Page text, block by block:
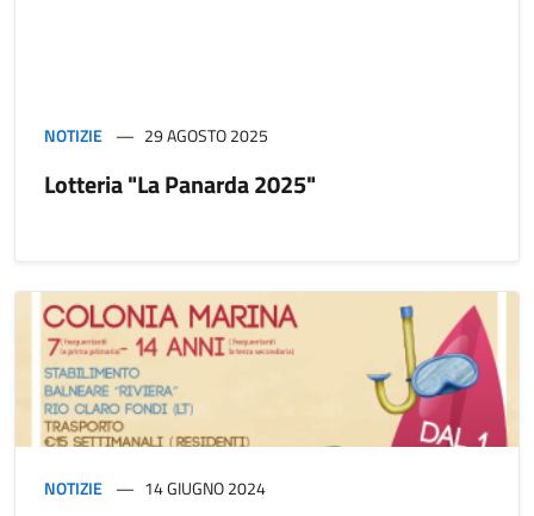
NOTIZIE 29 AGOSTO 2025
Lotteria "La Panarda 2025"
NOTIZIE 14 GIUGNO 2024